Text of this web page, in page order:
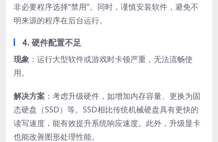
非必要程序选择“禁用”。同时，谨慎安装软件，避免不
明来源的程序在后台运行。
4. 硬件配置不足
现象 ：运行大型软件或游戏时卡顿严重，无法流畅使
用。
解决方案 ：考虑升级硬件，如增加内存容量、更换为固
态硬盘（SSD）等。SSD相比传统机械硬盘具有更快的
读写速度，能有效提升系统响应速度。此外，升级显卡
也能改善图形处理性能。